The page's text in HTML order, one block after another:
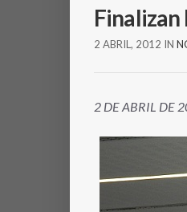
Finalizan
2 ABRIL, 2012 IN
2 DE ABRIL DE